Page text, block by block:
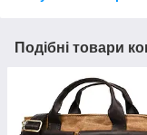
Подібні товари